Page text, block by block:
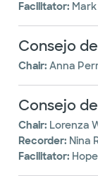
Facilitator:
Consejo
Chair: Anna
Consejo
Chair: Lorenza
Recorder: Nina
Facilitator: